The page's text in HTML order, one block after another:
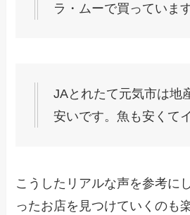
ラ・ムーで買っています
JAとれたて元気市は地
安いです。魚も安くて
こうしたリアルな声を参考に
ったお店を見つけていくのも